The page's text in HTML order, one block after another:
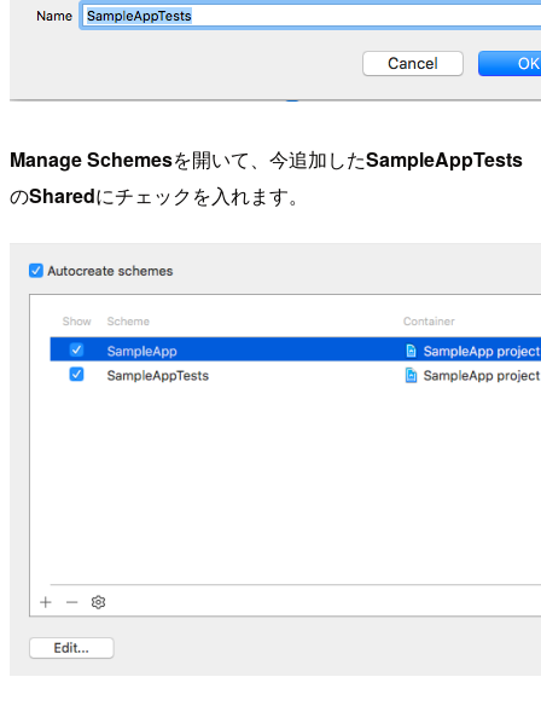
Manage Schemesを開いて、今追加したSampleAppTests
のSharedにチェックを入れます。